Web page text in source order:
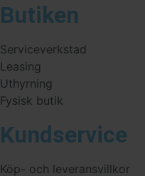
Butiken
Serviceverkstad
Leasing
Uthyrning
Fysisk butik
Kundservice
Köp- och leveransvillkor